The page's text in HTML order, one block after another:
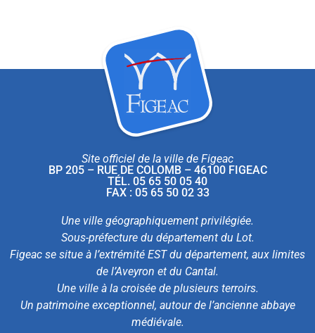
Site officiel de la ville de Figeac
BP 205 – RUE DE COLOMB – 46100 FIGEAC
TÉL. 05 65 50 05 40
FAX : 05 65 50 02 33
Une ville géographiquement privilégiée.
Sous-préfecture du département du Lot.
Figeac se situe à l’extrémité EST du département, aux limites
de l’Aveyron et du Cantal.
Une ville à la croisée de plusieurs terroirs.
Un patrimoine exceptionnel, autour de l’ancienne abbaye
médiévale.